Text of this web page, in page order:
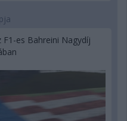
es Bahreini Nagydíj